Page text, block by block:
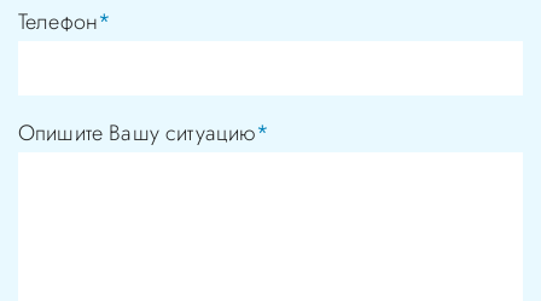
Телефон*
Опишите Вашу ситуацию*